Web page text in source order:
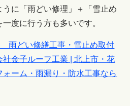
に「雨どい修理」＋「雪止め
度に行う方も多いです。
どい修繕工事・雪止め取付
金子ルーフ工業 | 北上市・花
ーム・雨漏り・防水工事なら